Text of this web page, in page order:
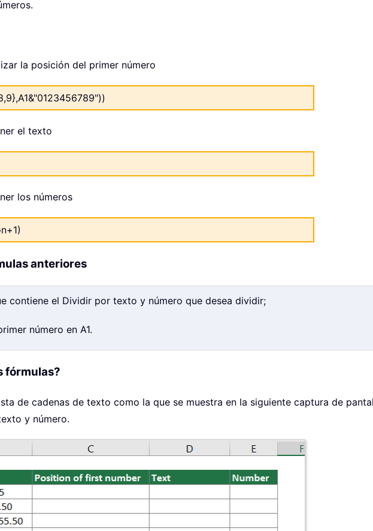
la posición del primer número
el texto
los números
anteriores
contiene el Dividir por texto y número que desea dividir;
número en A1.
fórmulas?
de cadenas de texto como la que se muestra en la siguiente captura de
y número.